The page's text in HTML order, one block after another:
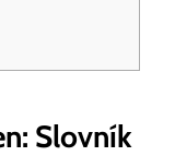
​Slovník